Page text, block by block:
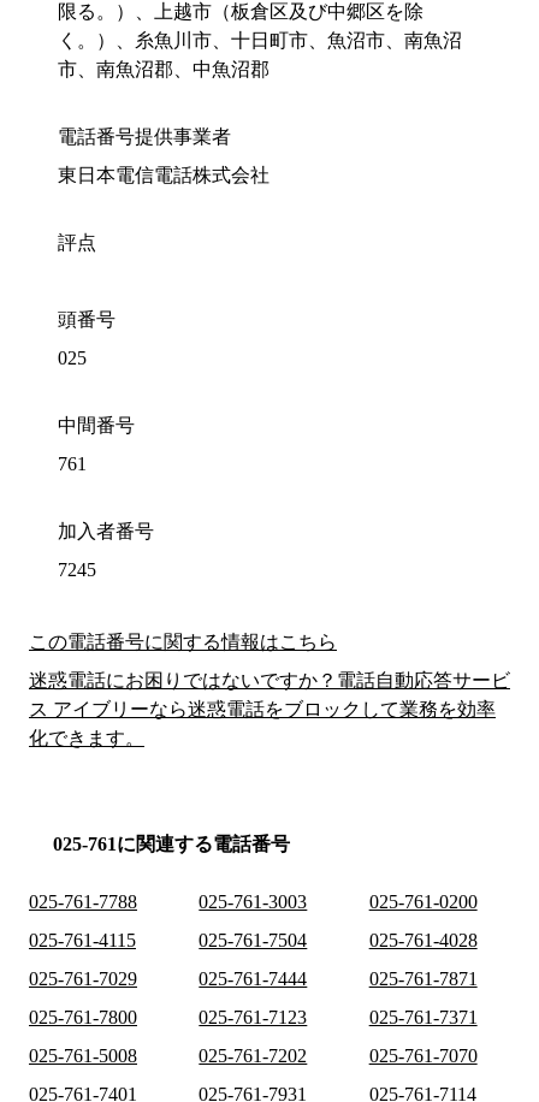
限る。）、上越市（板倉区及び中郷区を除
く。）、糸魚川市、十日町市、魚沼市、南魚沼
市、南魚沼郡、中魚沼郡
電話番号提供事業者
東日本電信電話株式会社
評点
頭番号
025
中間番号
761
加入者番号
7245
この電話番号に関する情報はこちら
迷惑電話にお困りではないですか？電話自動応答サービ
ス アイブリーなら迷惑電話をブロックして業務を効率
化できます。
025-761に関連する電話番号
025-761-7788 025-761-3003
025-761-0200
025-761-4115
025-761-7504
025-761-4028
025-761-7029
025-761-7444
025-761-7871
025-761-7800
025-761-7123
025-761-7371
025-761-5008
025-761-7202
025-761-7070
025-761-7401
025-761-7931 025-761-7114